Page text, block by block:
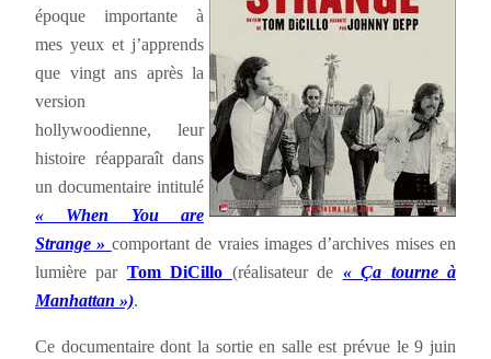
époque importante à
mes yeux et j’apprends
que vingt ans après la
version
hollywoodienne, leur
histoire réapparaît dans
un documentaire intitulé
« When You are
Strange » comportant de vraies images d’archives mises en
lumière par Tom DiCillo (réalisateur de « Ça tourne à
Manhattan »).
Ce documentaire dont la sortie en salle est prévue le 9 juin